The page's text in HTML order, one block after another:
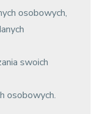
osobowych,
swoich
osobowych.